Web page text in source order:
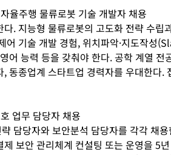
율주행 물류로봇 기술 개발자 채용
. 지능형 물류로봇의 고도화 전략 수립
어 기술 개발 경험, 위치파악·지도작성
어 능력 등을 갖춰야 한다. 공학 계열 전
동종업계 스타트업 경력자를 우대한다.
업무 담당자 채용
담당자와 보안분석 담당자를 각각 채
제 보안 관리체계 컨설팅 또는 운영을 5